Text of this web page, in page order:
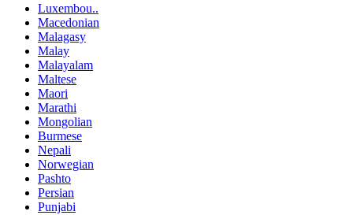
Luxembou..
Macedonian
Malagasy
Malay
Malayalam
Maltese
Maori
Marathi
Mongolian
Burmese
Nepali
Norwegian
Pashto
Persian
Punjabi